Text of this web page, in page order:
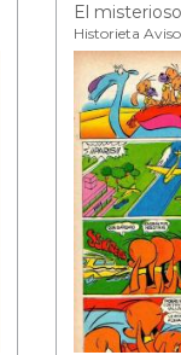
Historieta